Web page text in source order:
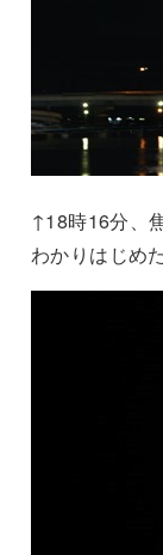
↑18時16分、
わかりはじめた